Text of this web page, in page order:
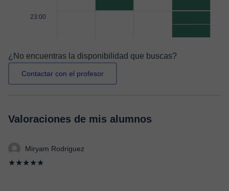
23:00
¿No encuentras la disponibilidad que buscas?
Contactar con el profesor
Valoraciones de mis alumnos
Miryam Rodriguez
★★★★★